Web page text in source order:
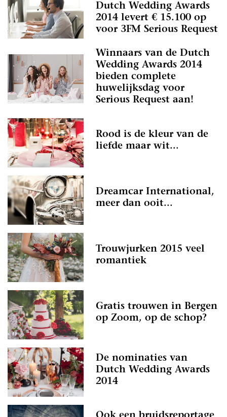
Dutch Wedding Awards
2014 levert € 15.100 op
voor 3FM Serious Request
Winnaars van de Dutch
Wedding Awards 2014
bieden complete
huwelijksdag voor
Serious Request aan!
Rood is de kleur van de
liefde maar wit...
Dreamcar International,
meer dan ooit...
Trouwjurken 2015 veel
romantiek
Gratis trouwen in Bergen
op Zoom, op de schop?
De nominaties van
Dutch Wedding Awards
2014